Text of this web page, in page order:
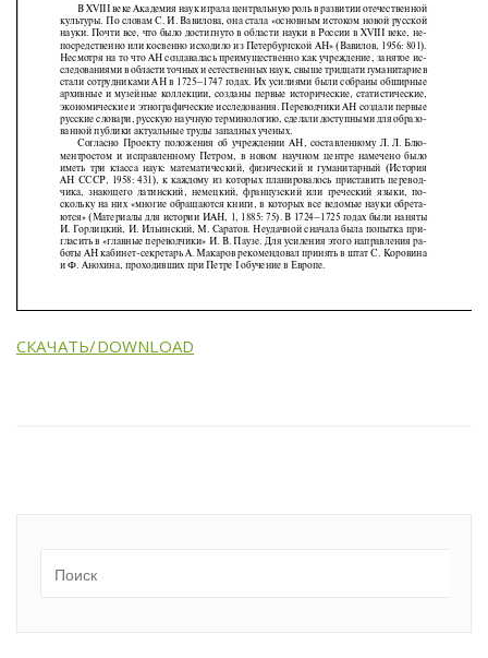
СКАЧАТЬ/DOWNLOAD